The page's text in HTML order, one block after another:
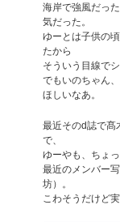
海岸で強風だっ
気だった。
ゆーとは子供の
たから
そういう目線で
でもいのちゃん
ほしいなあ。
最近そのd誌で髙
で、
ゆーやも、ちょ
最近のメンバー
坊）。
こわそうだけど